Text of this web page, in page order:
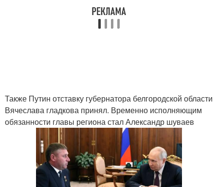
Также Путин отставку губернатора белгородской области
Вячеслава гладкова принял. Временно исполняющим
обязанности главы региона стал Александр шуваев